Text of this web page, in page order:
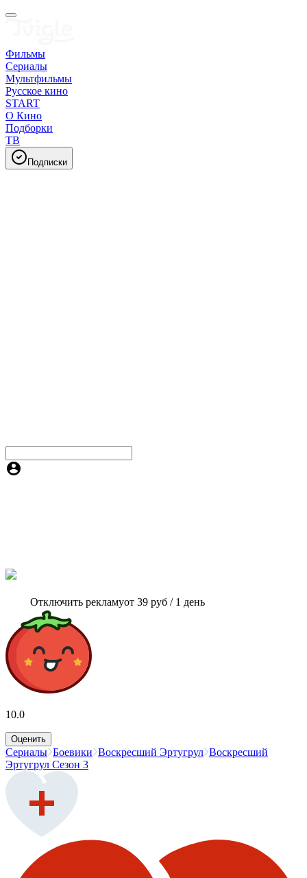
Фильмы
Сериалы
Мультфильмы
Русское кино
START
О Кино
Подборки
ТВ
Подписки
Отключить рекламуот 39 руб / 1 день
10.0
Оценить
Сериалы Боевики Воскресший Эртугрул Воскресший
Эртугрул Сезон 3